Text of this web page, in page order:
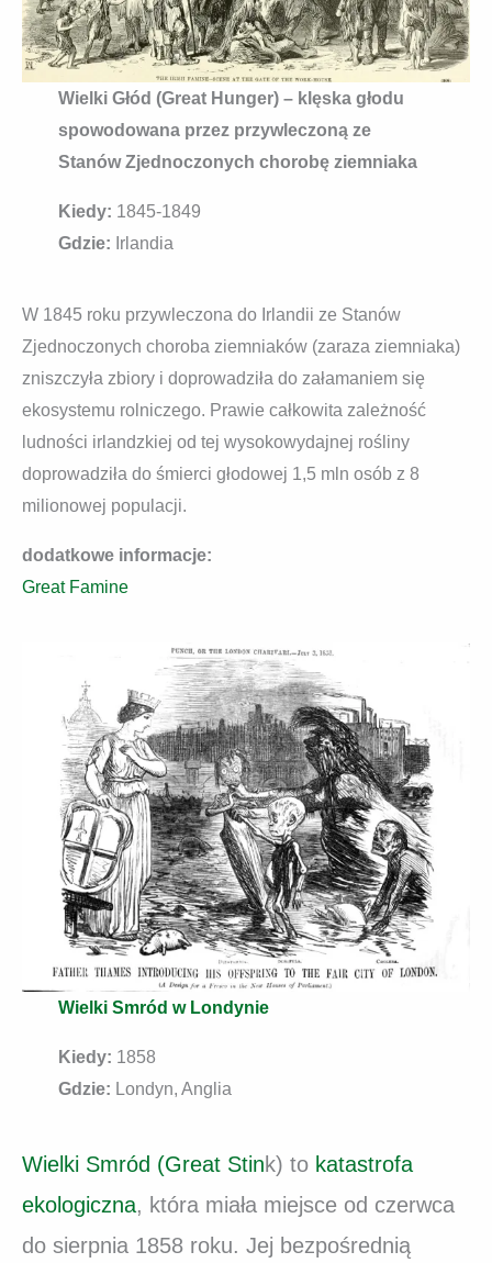
Wielki Głód (Great Hunger) – klęska głodu
spowodowana przez przywleczoną ze
Stanów Zjednoczonych chorobę ziemniaka
Kiedy: 1845-1849
Gdzie: Irlandia
W 1845 roku przywleczona do Irlandii ze Stanów
Zjednoczonych choroba ziemniaków (zaraza ziemniaka)
zniszczyła zbiory i doprowadziła do załamaniem się
ekosystemu rolniczego. Prawie całkowita zależność
ludności irlandzkiej od tej wysokowydajnej rośliny
doprowadziła do śmierci głodowej 1,5 mln osób z 8
milionowej populacji.
dodatkowe informacje:
Great Famine
Wielki Smród w Londynie
Kiedy: 1858
Gdzie: Londyn, Anglia
Wielki Smród (Great Stink) to katastrofa
ekologiczna, która miała miejsce od czerwca
do sierpnia 1858 roku. Jej bezpośrednią